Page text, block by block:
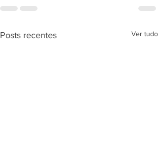
Posts recentes Ver tudo